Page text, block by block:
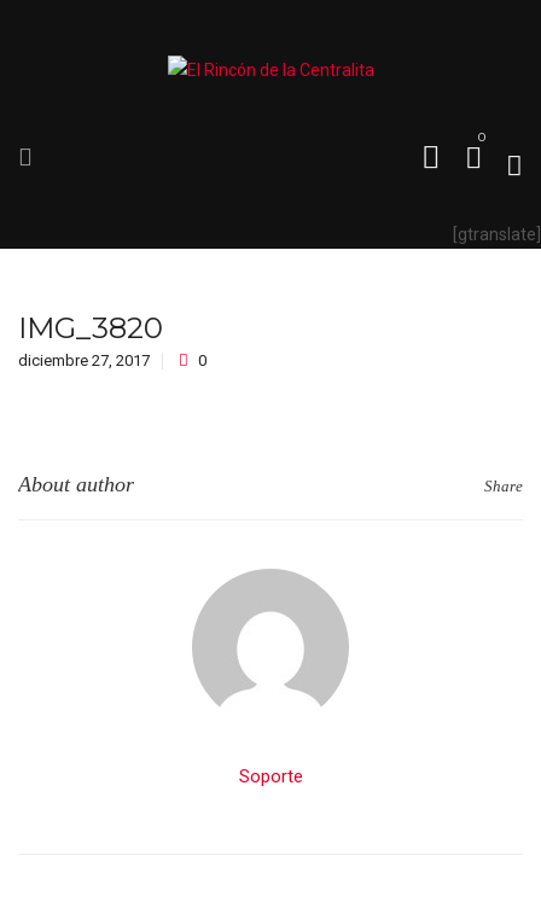
0
[gtranslate]
IMG_3820
diciembre 27, 2017 0
About author Share
Soporte